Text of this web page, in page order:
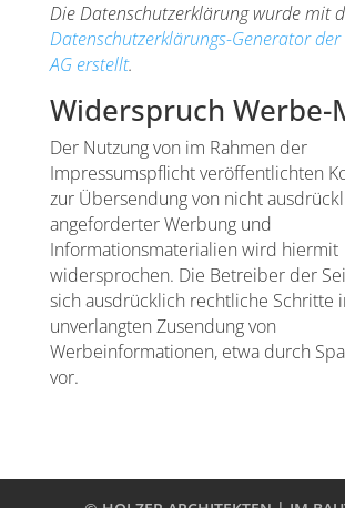
Die Datenschutzerklärung wurde mit
Datenschutzerklärungs-Generator
AG erstellt.
Widerspruch Werbe-
Der Nutzung von im Rahmen der
Impressumspflicht veröffentlichten
zur Übersendung von nicht
angeforderter Werbung und
Informationsmaterialien wird hiermit
widersprochen. Die Betreiber der
sich ausdrücklich rechtliche Schritte
unverlangten Zusendung von
Werbeinformationen, etwa durch
vor.